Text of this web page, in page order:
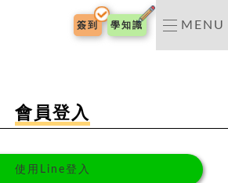
交通安全入口網
簽到 學知識 MENU
會員登入
使用Line登入